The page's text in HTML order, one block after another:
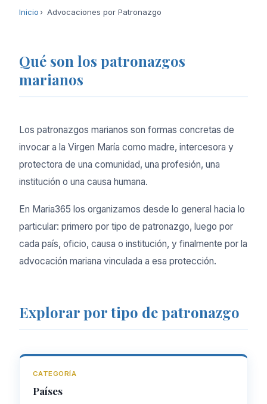
Inicio Advocaciones por Patronazgo
Qué son los patronazgos
marianos
Los patronazgos marianos son formas concretas de
invocar a la Virgen María como madre, intercesora y
protectora de una comunidad, una profesión, una
institución o una causa humana.
En Maria365 los organizamos desde lo general hacia lo
particular: primero por tipo de patronazgo, luego por
cada país, oficio, causa o institución, y finalmente por la
advocación mariana vinculada a esa protección.
Explorar por tipo de patronazgo
CATEGORÍA
Países